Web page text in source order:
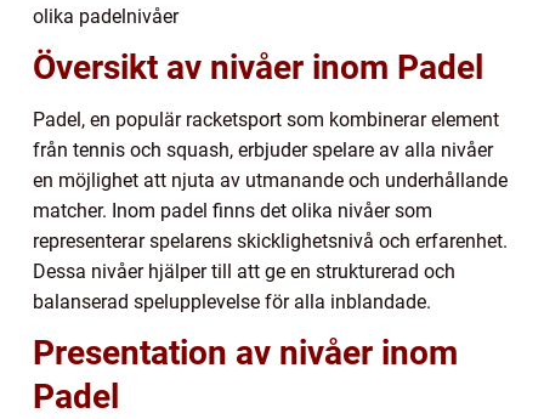
olika padelnivåer
Översikt av nivåer inom Padel
Padel, en populär racketsport som kombinerar element
från tennis och squash, erbjuder spelare av alla nivåer
en möjlighet att njuta av utmanande och underhållande
matcher. Inom padel finns det olika nivåer som
representerar spelarens skicklighetsnivå och erfarenhet.
Dessa nivåer hjälper till att ge en strukturerad och
balanserad spelupplevelse för alla inblandade.
Presentation av nivåer inom
Padel